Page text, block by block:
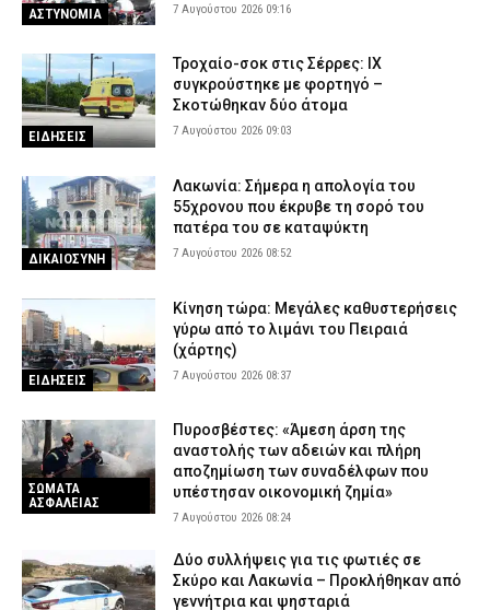
ΑΣΤΥΝΟΜΙΑ 7 Αυγούστου 2026 09:16
ΕΙΔΗΣΕΙΣ
Τροχαίο-σοκ στις Σέρρες: ΙΧ
συγκρούστηκε με φορτηγό –
Σκοτώθηκαν δύο άτομα
7 Αυγούστου 2026 09:03
ΔΙΚΑΙΟΣΥΝΗ
Λακωνία: Σήμερα η απολογία του
55χρονου που έκρυβε τη σορό του
πατέρα του σε καταψύκτη
7 Αυγούστου 2026 08:52
ΕΙΔΗΣΕΙΣ
Κίνηση τώρα: Μεγάλες καθυστερήσεις
γύρω από το λιμάνι του Πειραιά
(χάρτης)
7 Αυγούστου 2026 08:37
ΣΩΜΑΤΑ
ΑΣΦΑΛΕΙΑΣ
Πυροσβέστες: «Άμεση άρση της
αναστολής των αδειών και πλήρη
αποζημίωση των συναδέλφων που
υπέστησαν οικονομική ζημία»
7 Αυγούστου 2026 08:24
Δύο συλλήψεις για τις φωτιές σε
Σκύρο και Λακωνία – Προκλήθηκαν από
γεννήτρια και ψησταριά